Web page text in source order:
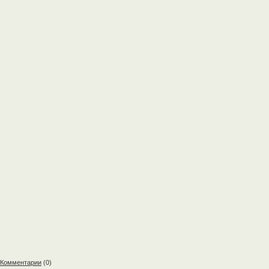
Комментарии (0)